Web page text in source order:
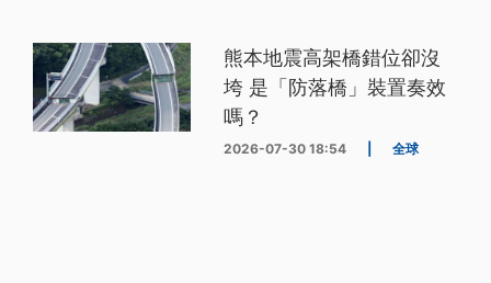
熊本地震高架橋錯位卻沒
垮 是「防落橋」裝置奏效
嗎？
2026-07-30 18:54 全球